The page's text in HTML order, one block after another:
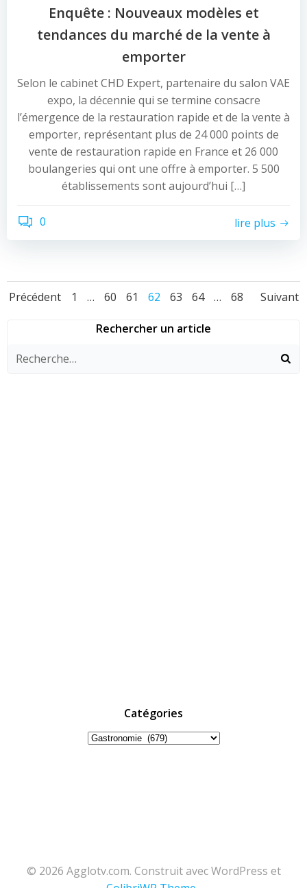
Enquête : Nouveaux modèles et
tendances du marché de la vente à
emporter
Selon le cabinet CHD Expert, partenaire du salon VAE
expo, la décennie qui se termine consacre
l’émergence de la restauration rapide et de la vente à
emporter, représentant plus de 24 000 points de
vente de restauration rapide en France et 26 000
boulangeries qui ont une offre à emporter. 5 500
établissements sont aujourd’hui […]
0 lire plus
Navigation
articles
Précédent
Navigation
des
articles
Page
1 … Page
60 Page
61 Page
62 Page
63 Page
64 … Page
68 Suivant
Rechercher un article
Catégories
Catégories
© 2026 Agglotv.com. Construit avec WordPress et